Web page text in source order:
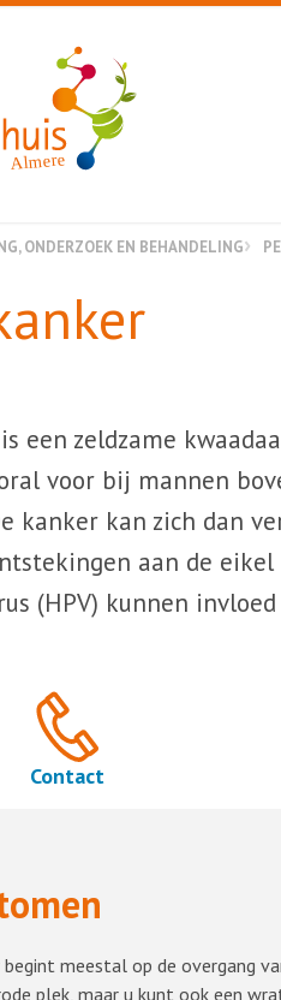
Almere
ONDERZOEK EN BEHANDELING
een zeldzame
voor bij mannen
kanker kan zich dan
aan de
(HPV) kunnen
Contact
begint meestal op de overgang
plek, maar u kunt ook een